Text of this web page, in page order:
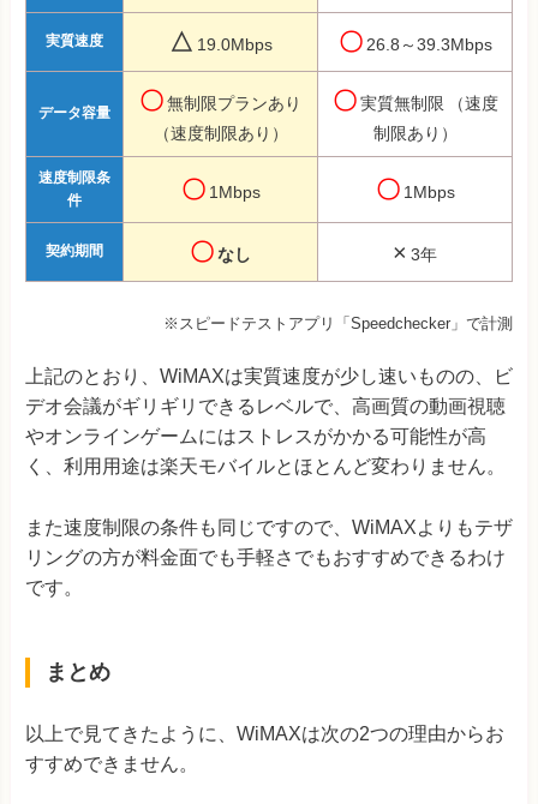
実質速度 △ 19.0Mbps 〇 26.8～39.3Mbps
データ容量 〇無制限プランあり
（速度制限あり）
〇 実質無制限
（速度
制限あり）
速度制限条
件
〇 1Mbps 〇 1Mbps
契約期間 〇なし × 3年
※スピードテストアプリ「Speedchecker」で計測
上記のとおり、WiMAXは実質速度が少し速いものの、ビ
デオ会議がギリギリできるレベルで、高画質の動画視聴
やオンラインゲームにはストレスがかかる可能性が高
く、利用用途は楽天モバイルとほとんど変わりません。
また速度制限の条件も同じですので、WiMAXよりもテザ
リングの方が料金面でも手軽さでもおすすめできるわけ
です。
まとめ
以上で見てきたように、WiMAXは次の2つの理由からお
すすめできません。